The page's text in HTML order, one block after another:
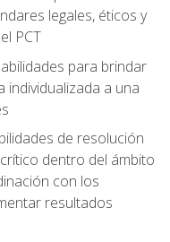
legales, éticos y
PCT
para brindar
individualizada a una
de resolución
dentro del ámbito
con los
resultados